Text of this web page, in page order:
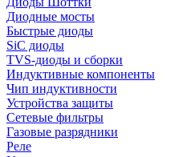
Диодные мосты
Быстрые диоды
SiC диоды
TVS-диоды и сборки
Индуктивные компоненты
Чип индуктивности
Устройства защиты
Сетевые фильтры
Газовые разрядники
Реле